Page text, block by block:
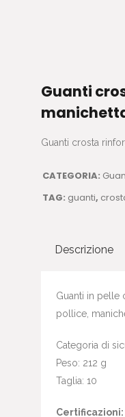
Guanti
manichetta
Guanti crosta
CATEGORIA:
TAG: guanti,
Descrizione
Guanti in pelle
pollice,
Categoria di
Peso: 212 g
Taglia: 10
Certificazioni: